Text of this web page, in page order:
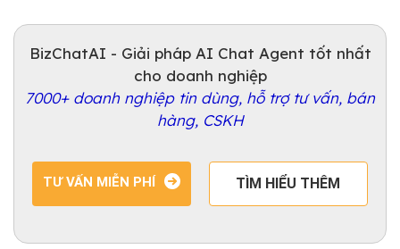
BizChatAI - Giải pháp AI Chat Agent tốt nhất
cho doanh nghiệp
7000+ doanh nghiệp tin dùng, hỗ trợ tư vấn, bán
hàng, CSKH
TƯ VẤN MIỄN PHÍ TÌM HIỂU THÊM